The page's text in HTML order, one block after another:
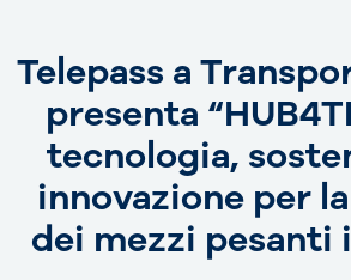
Telepass a
presenta
tecnologia,
innovazione per
dei mezzi pesanti